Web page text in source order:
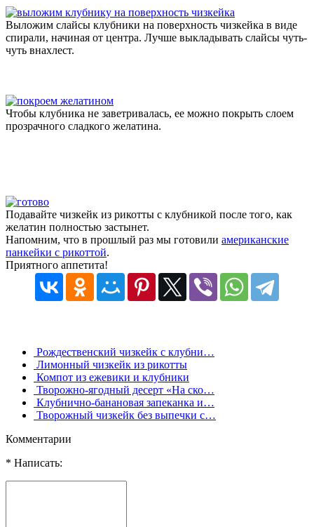
Выложим слайсы клубники на поверхность чизкейка в виде
спирали, начиная от центра. Лучше выкладывать слайсы чуть-
чуть внахлест.
Чтобы клубника не заветривалась, ее можно покрыть слоем
прозрачного сладкого желатина.
Подавайте чизкейк из рикотты с клубникой после того, как
желатин полностью застынет.
Напомним, что в прошлый раз мы готовили американские
панкейки с рикоттой.
Приятного аппетита!
Рождественский чизкейк с клубни…
Лимонный чизкейк из рикотты
Компот из ежевики и клубники
Творожно-ягодный десерт «На ско…
Клубнично-банановая запеканка и…
Творожный чизкейк без выпечки с…
Комментарии
* Написать: